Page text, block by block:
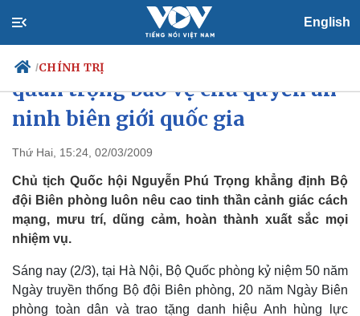
English
/CHÍNH TRỊ
Chính trị
Đảng
Tổ chức nhân sự
Quốc hội
Nhận diện sự thật
Tin 24h
Dự báo thời tiết
Giáo dục
Dấu ấn VOV
Bộ đội biên phòng góp phần
quan trọng bảo vệ chủ quyền an
ninh biên giới quốc gia
Thứ Hai, 15:24, 02/03/2009
Chủ tịch Quốc hội Nguyễn Phú Trọng khẳng định Bộ
đội Biên phòng luôn nêu cao tinh thần cảnh giác cách
mạng, mưu trí, dũng cảm, hoàn thành xuất sắc mọi
nhiệm vụ.
Sáng nay (2/3), tại Hà Nội, Bộ Quốc phòng kỷ niệm 50 năm
Ngày truyền thống Bộ đội Biên phòng, 20 năm Ngày Biên
phòng toàn dân và trao tặng danh hiệu Anh hùng lực